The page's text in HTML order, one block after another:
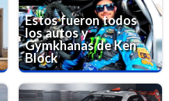
Estos fueron todos
los autos y
Gymkhanas de Ken
Block